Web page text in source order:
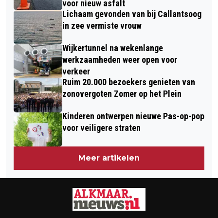
voor nieuw asfalt
Lichaam gevonden van bij Callantsoog
in zee vermiste vrouw
Wijkertunnel na wekenlange
werkzaamheden weer open voor
verkeer
Ruim 20.000 bezoekers genieten van
zonovergoten Zomer op het Plein
Kinderen ontwerpen nieuwe Pas-op-pop
voor veiligere straten
Meer artikelen